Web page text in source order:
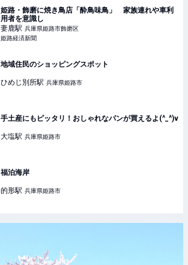
姫路・飾磨に焼き鳥店「酔鳥味鳥」 家族連れや車利
用者を意識し
妻鹿駅 兵庫県姫路市飾磨区
姫路経済新聞
地域住民のショッピングスポット
ひめじ別所駅 兵庫県姫路市
手土産にもピッタリ！おしゃれなパンが買えるよ(^_^)v
大塩駅 兵庫県姫路市
福泊海岸
的形駅 兵庫県姫路市